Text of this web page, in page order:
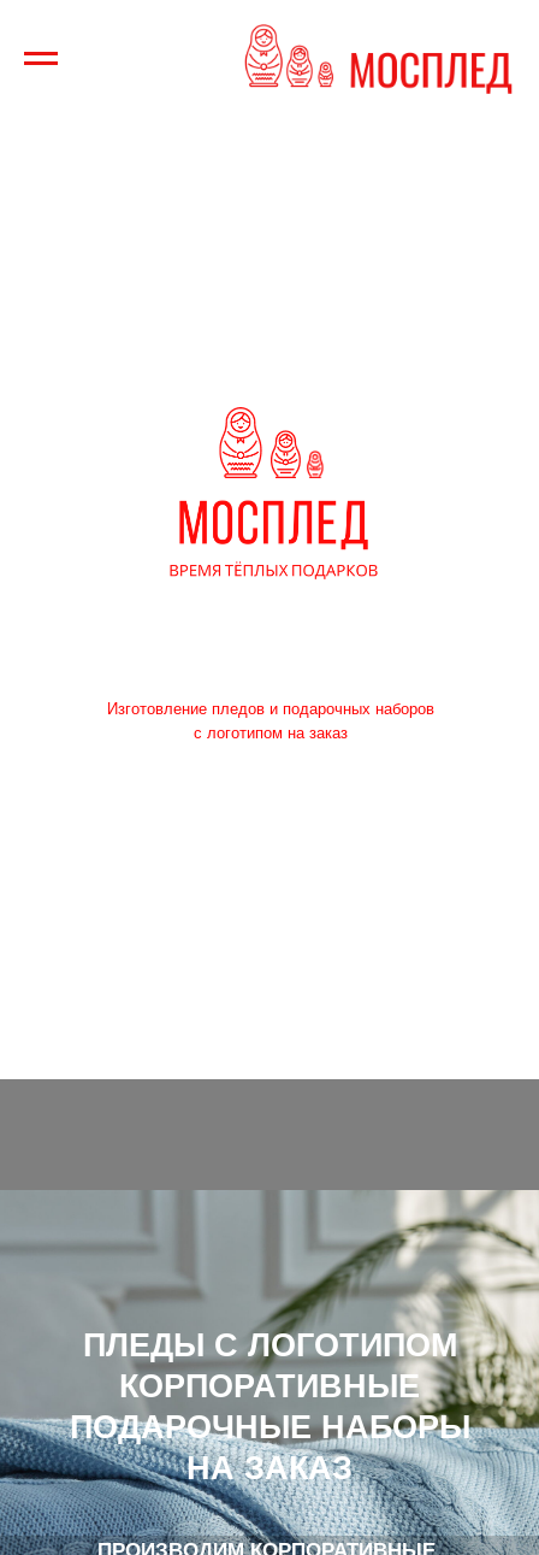
Изготовление пледов и подарочных наборов
с логотипом на заказ
БРЕНДИРОВАНИЯ:
ВЫШИВКА, ЖАККАРД, ПЕЧАТЬ И ШЕВРОНЫ.
СОЗДАЕМ ПОДАРКИ, КОТОРЫЕ РАБОТАЮТ
НА ИМИДЖ ВАШЕЙ КОМПАНИИ.
В КАТАЛОГ СДЕЛАТЬ ЗАКАЗ